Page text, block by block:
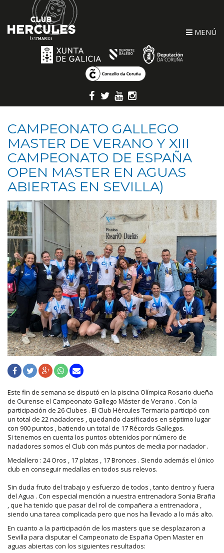
MENÚ
CAMPEONATO GALLEGO
MASTER DE VERANO Y XIII
CAMPEONATO DE ESPAÑA
OPEN MASTER EN AGUAS
ABIERTAS EN SEVILLA)
Este fin de semana se disputó en la piscina Olímpica Rosario dueña
de Ourense el Campeonato Gallego Máster de Verano . Con la
participación de 26 Clubes . El Club Hércules Termaria participó con
un total de 22 nadadores , quedando clasificados en séptimo lugar
con 900 puntos , batiendo un total de 17 Récords Gallegos.
Si tenemos en cuenta los puntos obtenidos por número de
nadadores somos el Club con más puntos de media por nadador .
Medallero : 24 Oros , 17 platas , 17 Bronces . Siendo además el único
club en conseguir medallas en todos sus relevos.
Sin duda fruto del trabajo y esfuerzo de todos , tanto dentro y fuera
del Agua . Con especial mención a nuestra entrenadora Sonia Braña
, que ha tenido que pasar del rol de compañera a entrenadora ,
siendo una tarea complicada pero que nos ha llevado a lo más alto.
En cuanto a la participación de los masters que se desplazaron a
Sevilla para disputar el Campeonato de España Open Master en
aguas abiertas con los siguientes resultados: